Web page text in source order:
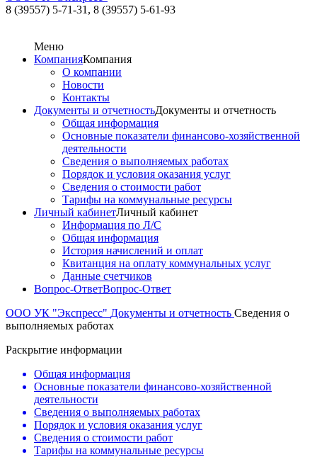
8 (39557) 5-71-31, 8 (39557) 5-61-93
Меню
КомпанияКомпания
О компании
Новости
Контакты
Документы и отчетностьДокументы и отчетность
Общая информация
Основные показатели финансово-хозяйственной
деятельности
Сведения о выполняемых работах
Порядок и условия оказания услуг
Сведения о стоимости работ
Тарифы на коммунальные ресурсы
Личный кабинетЛичный кабинет
Информация по Л/С
Общая информация
История начислений и оплат
Квитанция на оплату коммунальных услуг
Данные счетчиков
Вопрос-ОтветВопрос-Ответ
ООО УК "Экспресс" Документы и отчетность Сведения о
выполняемых работах
Раскрытие информации
Общая информация
Основные показатели финансово-хозяйственной
деятельности
Сведения о выполняемых работах
Порядок и условия оказания услуг
Сведения о стоимости работ
Тарифы на коммунальные ресурсы